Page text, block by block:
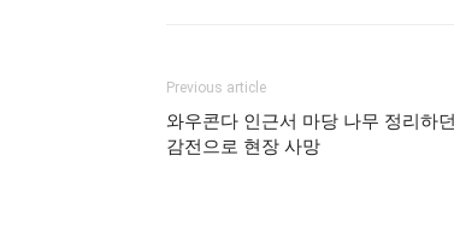
Previous article
와우콘다 인근서 마당 나무 정리하
감전으로 현장 사망